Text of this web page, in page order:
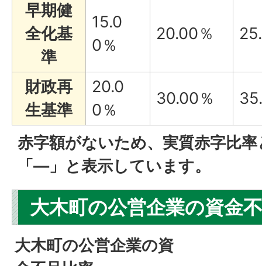
早期健
全化基
準
15.0
0％
20.00％
財政再
生基準
20.0
0％
30.00％
赤字額がないため、実質赤字比
「—」と表示しています。
大木町の公営企業の資金
大木町の公営企業の資